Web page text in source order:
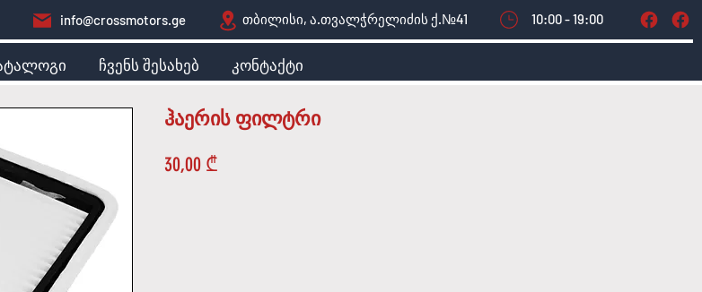
info@crossmotors.ge თბილისი, ა.თვალჭრელიძის ქ.№41 10:00 - 19:00
ჩვენს შესახებ კონტაქტი
ჰაერის ფილტრი
30,00 ₾Price